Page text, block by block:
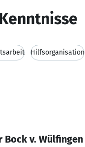
Hilfsorganisation
Bock v. Wülfingen